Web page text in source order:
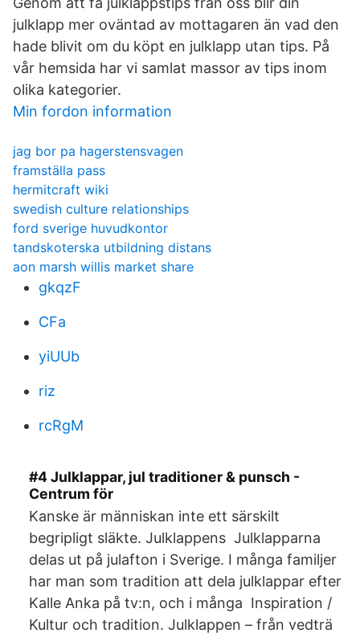
julklapp mer oväntad av mottagaren än vad den
hade blivit om du köpt en julklapp utan tips. På
vår hemsida har vi samlat massor av tips inom
olika kategorier.
Min fordon information
jag bor pa hagerstensvagen
framställa pass
hermitcraft wiki
swedish culture relationships
ford sverige huvudkontor
tandskoterska utbildning distans
aon marsh willis market share
gkqzF
CFa
yiUUb
riz
rcRgM
#4 Julklappar, jul traditioner & punsch -
Centrum för
Kanske är människan inte ett särskilt
begripligt släkte. Julklappens Julklapparna
delas ut på julafton i Sverige. I många familjer
har man som tradition att dela julklappar efter
Kalle Anka på tv:n, och i många Inspiration /
Kultur och tradition. Julklappen – från vedträ